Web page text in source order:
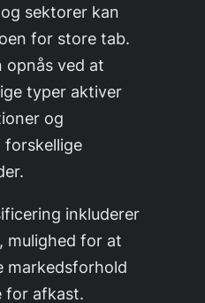
sektorer kan
for store tab.
opnås ved at
typer aktiver
og
forskellige
inkluderer
mulighed for at
markedsforhold
for afkast.